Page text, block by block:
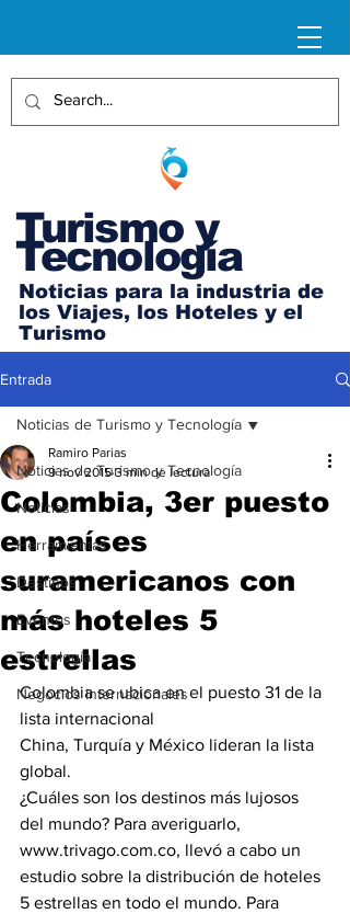
Turismo y
Tecnología
Noticias para la industria de
los Viajes, los Hoteles y el
Turismo
Entrada
Noticias de Turismo y Tecnología
Noticias
Herramientas
Destinos
Eventos
Tecnología
Negocios Internacionales
Noticias de Turismo y Tecnología
Colombia, 3er puesto
en países
suramericanos con
más hoteles 5
estrellas
Ramiro Parias
9 nov 2015 3 min de lectura
Colombia se ubica en el puesto 31 de la
lista internacional
China, Turquía y México lideran la lista
global.
¿Cuáles son los destinos más lujosos
del mundo? Para averiguarlo,
www.trivago.com.co, llevó a cabo un
estudio sobre la distribución de hoteles
5 estrellas en todo el mundo. Para